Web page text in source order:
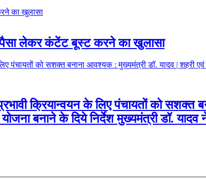
पैसा लेकर कंटेंट बूस्ट करने का खुलासा
क्रियान्वयन के लिए पंचायतों को सशक्त
बनाने के दिये निर्देश मुख्यमंत्री डॉ. यादव